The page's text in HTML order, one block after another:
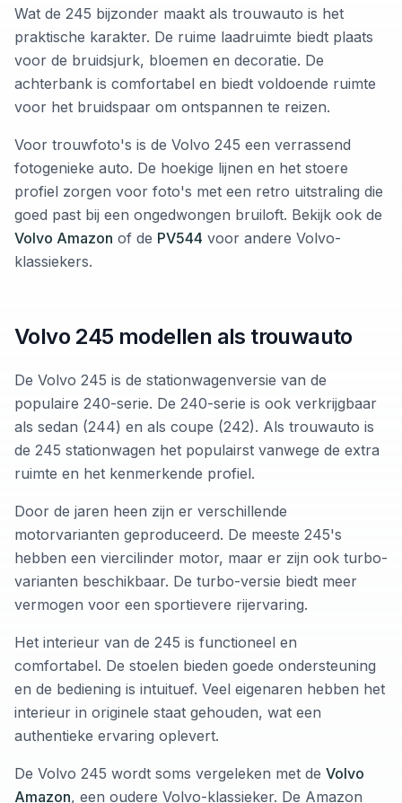
Wat de 245 bijzonder maakt als trouwauto is het
praktische karakter. De ruime laadruimte biedt plaats
voor de bruidsjurk, bloemen en decoratie. De
achterbank is comfortabel en biedt voldoende ruimte
voor het bruidspaar om ontspannen te reizen.
Voor trouwfoto's is de Volvo 245 een verrassend
fotogenieke auto. De hoekige lijnen en het stoere
profiel zorgen voor foto's met een retro uitstraling die
goed past bij een ongedwongen bruiloft. Bekijk ook de
Volvo Amazon of de PV544 voor andere Volvo-
klassiekers.
Volvo 245 modellen als trouwauto
De Volvo 245 is de stationwagenversie van de
populaire 240-serie. De 240-serie is ook verkrijgbaar
als sedan (244) en als coupe (242). Als trouwauto is
de 245 stationwagen het populairst vanwege de extra
ruimte en het kenmerkende profiel.
Door de jaren heen zijn er verschillende
motorvarianten geproduceerd. De meeste 245's
hebben een viercilinder motor, maar er zijn ook turbo-
varianten beschikbaar. De turbo-versie biedt meer
vermogen voor een sportievere rijervaring.
Het interieur van de 245 is functioneel en
comfortabel. De stoelen bieden goede ondersteuning
en de bediening is intuituef. Veel eigenaren hebben het
interieur in originele staat gehouden, wat een
authentieke ervaring oplevert.
De Volvo 245 wordt soms vergeleken met de Volvo
Amazon, een oudere Volvo-klassieker. De Amazon